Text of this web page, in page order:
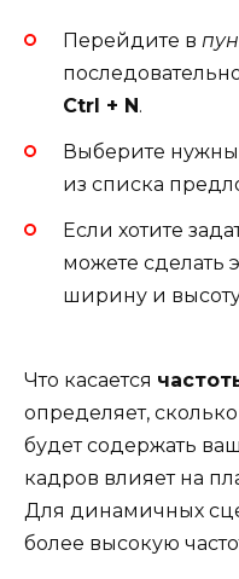
Перейдите в
Ctrl + N.
Выберите
из списка
Если хотите
можете сделать
ширину и
Что касается
определяет,
будет содержать
кадров влияет на
Для динамичных
более высокую